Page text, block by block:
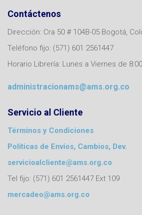
Contáctenos
Dirección: Cra 50 # 104B-05 Bogotá,
Teléfono fijo: (571) 601 2561447
Horario Librería: Lunes a Viernes de
administracionams@ams.org.co
Servicio al Cliente
Términos y Condiciones
Políticas de Envíos, Cambios, Dev.
servicioalcliente@ams.org.co
Tel fijo: (571) 601 2561447 Ext 109
mercadeo@ams.org.co